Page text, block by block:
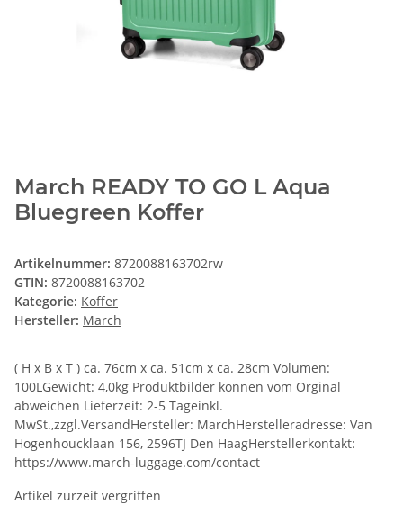
March READY TO GO L Aqua
Bluegreen Koffer
Artikelnummer: 8720088163702rw
GTIN: 8720088163702
Kategorie: Koffer
Hersteller: March
( H x B x T ) ca. 76cm x ca. 51cm x ca. 28cm Volumen:
100LGewicht: 4,0kg Produktbilder können vom Orginal
abweichen Lieferzeit: 2-5 Tageinkl.
MwSt.,zzgl.VersandHersteller: MarchHerstelleradresse: Van
Hogenhoucklaan 156, 2596TJ Den HaagHerstellerkontakt:
https://www.march-luggage.com/contact
Artikel zurzeit vergriffen